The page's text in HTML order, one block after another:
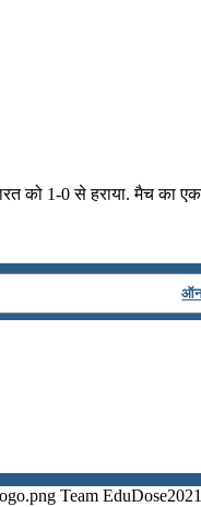
को 1-0 से हराया. मैच का
Team EduDose